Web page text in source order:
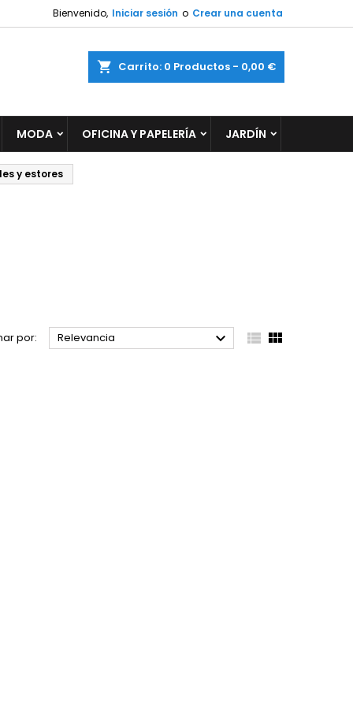
Bienvenido, Iniciar sesión o Crear una cuenta
Carrito 0 Productos - 0,00 €
MODA OFICINA Y PAPELERÍA JARDÍN
y estores
por: Relevancia   